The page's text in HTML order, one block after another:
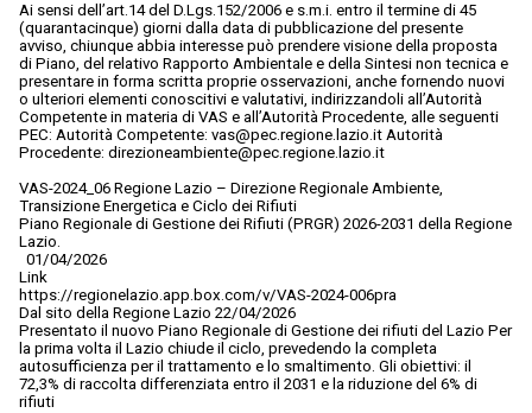
Ai sensi dell’art.14 del D.Lgs.152/2006 e s.m.i. entro il termine di 45
(quarantacinque) giorni dalla data di pubblicazione del presente
avviso, chiunque abbia interesse può prendere visione della proposta
di Piano, del relativo Rapporto Ambientale e della Sintesi non tecnica e
presentare in forma scritta proprie osservazioni, anche fornendo nuovi
o ulteriori elementi conoscitivi e valutativi, indirizzandoli all’Autorità
Competente in materia di VAS e all’Autorità Procedente, alle seguenti
PEC: Autorità Competente: vas@pec.regione.lazio.it Autorità
Procedente: direzioneambiente@pec.regione.lazio.it
VAS-2024_06 Regione Lazio – Direzione Regionale Ambiente,
Transizione Energetica e Ciclo dei Rifiuti
Piano Regionale di Gestione dei Rifiuti (PRGR) 2026-2031 della Regione
Lazio.
01/04/2026
Link
https://regionelazio.app.box.com/v/VAS-2024-006pra
Dal sito della Regione Lazio 22/04/2026
Presentato il nuovo Piano Regionale di Gestione dei rifiuti del Lazio Per
la prima volta il Lazio chiude il ciclo, prevedendo la completa
autosufficienza per il trattamento e lo smaltimento. Gli obiettivi: il
72,3% di raccolta differenziata entro il 2031 e la riduzione del 6% di
rifiuti